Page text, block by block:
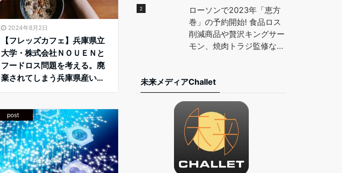
2024年8月2日
【フレッズカフェ】兵庫県立
大学・株式会社ＮＯＵＥＮと
フードロス問題を考える。廃
棄されてしまう兵庫県産いち
ごの女王”あまクイーン″を使
– PR TIMES
post
夏」を使用したデザートを
地元高校生と開発し、全国
に魅力を発信。 – PR
TIMES
ローソンで2023年「恵方
巻」の予約開始! 食品ロス
削減商品や贅沢キングサー
モン、焼肉トラジ監修など
未来メディアChallet